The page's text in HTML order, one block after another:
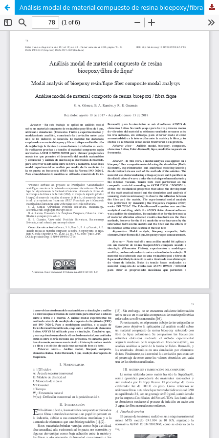
Análisis modal de material compuesto de resina bioepoxy/fibra de fique